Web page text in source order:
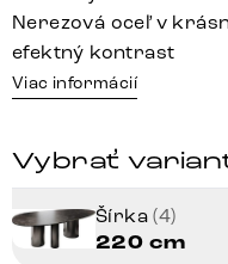
Nerezová oceľ v
efektný kontrast
Viac informácií
Vybrať
Šírka(4)
220 cm